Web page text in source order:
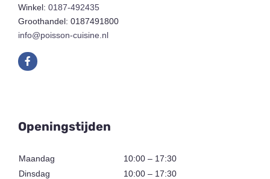
Winkel:0187-492435
Groothandel: 0187491800
info@poisson-cuisine.nl
Openingstijden
Maandag
10:00 – 17:30
Dinsdag
10:00 – 17:30